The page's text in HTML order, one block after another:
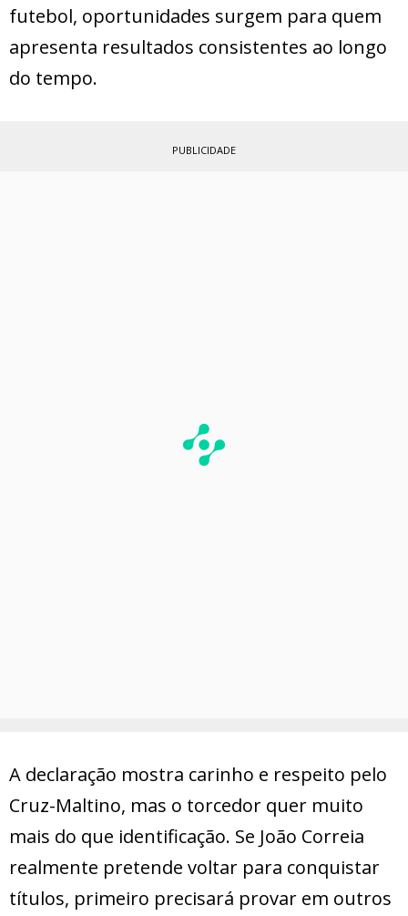
futebol, oportunidades surgem para quem
apresenta resultados consistentes ao longo
do tempo.
PUBLICIDADE
A declaração mostra carinho e respeito pelo
Cruz-Maltino, mas o torcedor quer muito
mais do que identificação. Se João Correia
realmente pretende voltar para conquistar
títulos, primeiro precisará provar em outros